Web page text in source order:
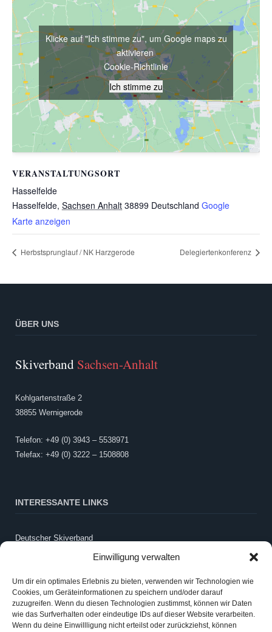
Einwilligung verwalten
Um dir ein optimales Erlebnis zu bieten, verwenden wir Technologien wie
Cookies, um Geräteinformationen zu speichern und/oder darauf
zuzugreifen. Wenn du diesen Technologien zustimmst, können wir Daten
wie das Surfverhalten oder eindeutige IDs auf dieser Website verarbeiten.
Wenn du deine Einwillligung nicht erteilst oder zurückziehst, können
VERANSTALTUNGSORT
Hasselfelde
Hasselfelde, Sachsen Anhalt 38899 Deutschland Google
Karte anzeigen
Klicke auf "Ich stimme zu", um Google maps zu
aktivieren
Cookie-Richtlinie
Ich stimme zu
Herbstsprunglauf / NK Harzgerode Delegiertenkonferenz
ÜBER UNS
Skiverband Sachsen-Anhalt
Kohlgartenstraße 2
38855 Wernigerode
Telefon: +49 (0) 3943 – 5538971
Telefax: +49 (0) 3222 – 1508808
INTERESSANTE LINKS
Deutscher Skiverband
LandesSportBund Sachsen-Anhalt
Schneebericht Harz
Webcam LLZ Sonnenberg